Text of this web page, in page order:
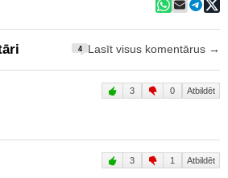
4 Lasīt visus komentārus →
3 0 Atbildēt
3 1 Atbildēt